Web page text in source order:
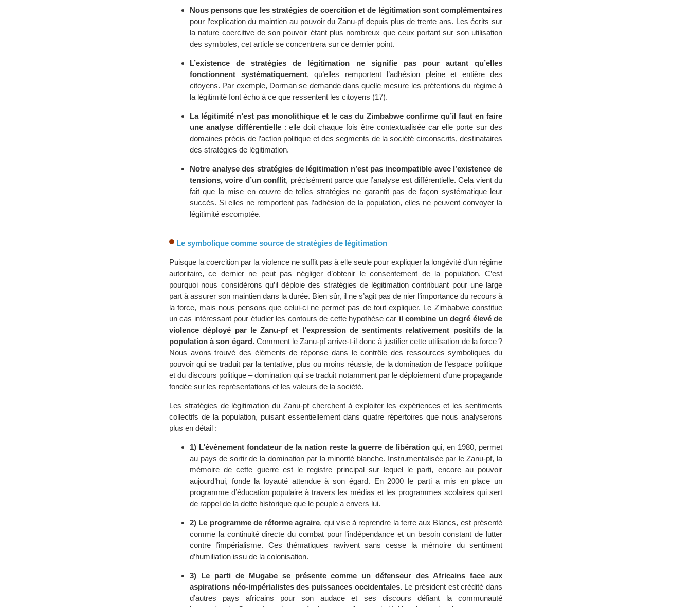
Nous pensons que les stratégies de coercition et de légitimation sont complémentaires
pour l’explication du maintien au pouvoir du Zanu-pf depuis plus de trente ans. Les écrits sur
la nature coercitive de son pouvoir étant plus nombreux que ceux portant sur son utilisation
des symboles, cet article se concentrera sur ce dernier point.
L’existence de stratégies de légitimation ne signifie pas pour autant qu’elles
fonctionnent systématiquement, qu’elles remportent l’adhésion pleine et entière des
citoyens. Par exemple, Dorman se demande dans quelle mesure les prétentions du régime à
la légitimité font écho à ce que ressentent les citoyens (17).
La légitimité n’est pas monolithique et le cas du Zimbabwe confirme qu’il faut en faire
une analyse différentielle: elle doit chaque fois être contextualisée car elle porte sur des
domaines précis de l’action politique et des segments de la société circonscrits, destinataires
des stratégies de légitimation.
Notre analyse des stratégies de légitimation n’est pas incompatible avec l’existence de
tensions, voire d’un conflit, précisément parce que l’analyse est différentielle. Cela vient du
fait que la mise en œuvre de telles stratégies ne garantit pas de façon systématique leur
succès. Si elles ne remportent pas l’adhésion de la population, elles ne peuvent convoyer la
légitimité escomptée.
Le symbolique comme source de stratégies de légitimation
Puisque la coercition par la violence ne suffit pas à elle seule pour expliquer la longévité d’un régime
autoritaire, ce dernier ne peut pas négliger d’obtenir le consentement de la population. C’est
pourquoi nous considérons qu’il déploie des stratégies de légitimation contribuant pour une large
part à assurer son maintien dans la durée. Bien sûr, il ne s’agit pas de nier l’importance du recours à
la force, mais nous pensons que celui-ci ne permet pas de tout expliquer. Le Zimbabwe constitue
un cas intéressant pour étudier les contours de cette hypothèse car il combine un degré élevé de
violence déployé par le Zanu-pf et l’expression de sentiments relativement positifs de la
population à son égard.Comment le Zanu-pf arrive-t-il donc à justifier cette utilisation de la force ?
Nous avons trouvé des éléments de réponse dans le contrôle des ressources symboliques du
pouvoir qui se traduit par la tentative, plus ou moins réussie, de la domination de l’espace politique
et du discours politique – domination qui se traduit notamment par le déploiement d’une propagande
fondée sur les représentations et les valeurs de la société.
Les stratégies de légitimation du Zanu-pf cherchent à exploiter les expériences et les sentiments
collectifs de la population, puisant essentiellement dans quatre répertoires que nous analyserons
plus en détail :
1) L’événement fondateur de la nation reste la guerre de libération qui, en 1980, permet
au pays de sortir de la domination par la minorité blanche. Instrumentalisée par le Zanu-pf, la
mémoire de cette guerre est le registre principal sur lequel le parti, encore au pouvoir
aujourd’hui, fonde la loyauté attendue à son égard. En 2000 le parti a mis en place un
programme d’éducation populaire à travers les médias et les programmes scolaires qui sert
de rappel de la dette historique que le peuple a envers lui.
2) Le programme de réforme agraire, qui vise à reprendre la terre aux Blancs, est présenté
comme la continuité directe du combat pour l’indépendance et un besoin constant de lutter
contre l’impérialisme. Ces thématiques ravivent sans cesse la mémoire du sentiment
d’humiliation issu de la colonisation.
3) Le parti de Mugabe se présente comme un défenseur des Africains face aux
aspirations néo-impérialistes des puissances occidentales.Le président est crédité dans
d’autres pays africains pour son audace et ses discours défiant la communauté